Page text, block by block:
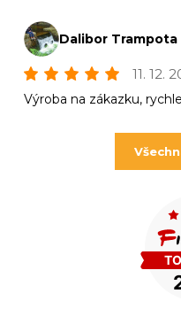
Dalibor Trampota
11. 12.
Výroba na zákazku,